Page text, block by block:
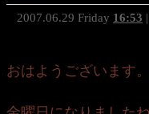
2007.06.29 Friday 16:53
おはようございます